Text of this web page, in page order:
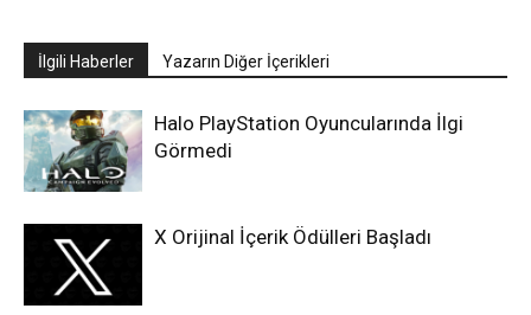
İlgili Haberler Yazarın Diğer İçerikleri
Halo PlayStation Oyuncularında İlgi
Görmedi
X Orijinal İçerik Ödülleri Başladı